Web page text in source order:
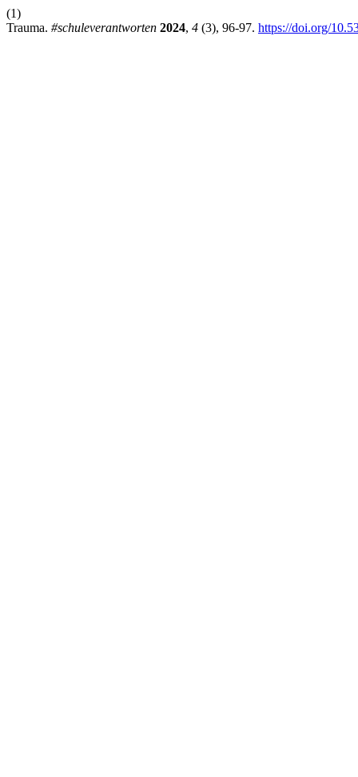
(1)
Trauma. #schuleverantworten 2024, 4 (3), 96-97. https://doi.org/